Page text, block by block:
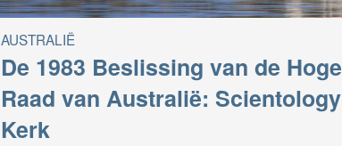
AUSTRALIË
De 1983 Beslissing van de Hoge
Raad van Australië: Scientology
Kerk